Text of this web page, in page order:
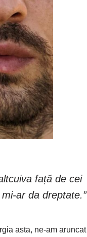
față de cei
ar da dreptate.”
asta, ne-am aruncat